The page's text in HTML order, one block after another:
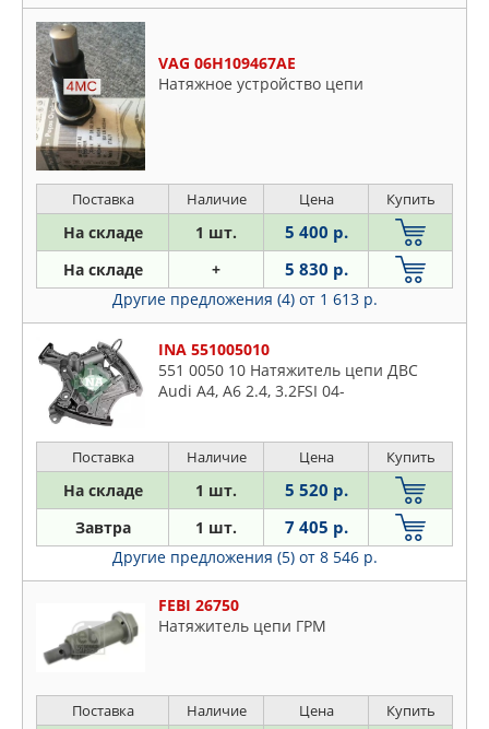
VAG 06H109467AE
Натяжное устройство цепи
Поставка Наличие Цена Купить
На складе 1 шт. 5 400 р.
На складе + 5 830 р.
Другие предложения (4) от 1 613 р.
INA 551005010
551 0050 10 Натяжитель цепи ДВС
Audi A4, A6 2.4, 3.2FSI 04-
Поставка Наличие Цена Купить
На складе 1 шт. 5 520 р.
Завтра 1 шт. 7 405 р.
Другие предложения (5) от 8 546 р.
FEBI 26750
Натяжитель цепи ГРМ
Поставка Наличие Цена Купить